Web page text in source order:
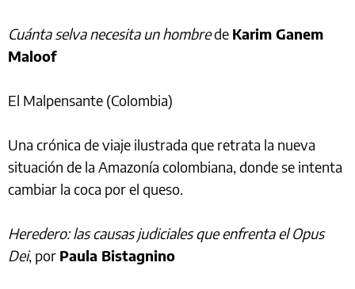
Cuánta selva necesita un hombrede Karim Ganem
Maloof
El Malpensante (Colombia)
Una crónica de viaje ilustrada que retrata la nueva
situación de la Amazonía colombiana, donde se intenta
cambiar la coca por el queso.
Heredero: las causas judiciales que enfrenta el Opus
Dei, por Paula Bistagnino